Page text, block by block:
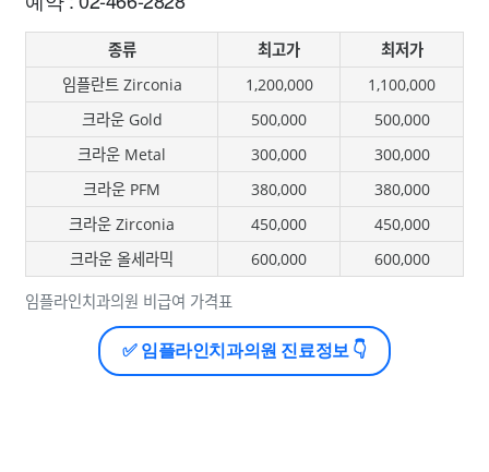
임플라인치과의원 비급여 가격표
종류 최고가
최저가
임플란트 Zirconia
1,200,000
1,100,000
크라운 Gold
500,000
500,000
크라운 Metal
300,000
300,000
크라운 PFM
380,000
380,000
크라운 Zirconia
450,000
450,000
크라운 올세라믹
600,000 600,000
✅ 임플라인치과의원 진료정보 👇